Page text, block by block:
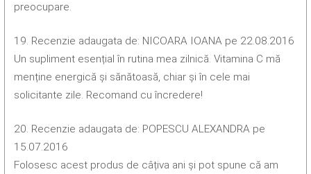
preocupare.
19. Recenzie adaugata de: NICOARA IOANA pe 22.08.2016
Un supliment esențial în rutina mea zilnică. Vitamina C mă
menține energică și sănătoasă, chiar și în cele mai
solicitante zile. Recomand cu încredere!
20. Recenzie adaugata de: POPESCU ALEXANDRA pe
15.07.2016
Folosesc acest produs de câțiva ani și pot spune că am